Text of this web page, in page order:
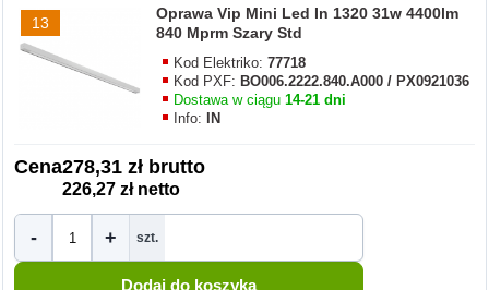
13
Oprawa Vip Mini Led In 1320 31w 4400lm
840 Mprm Szary Std
Kod Elektriko:77718
Kod PXF: BO006.2222.840.A000 / PX0921036
Dostawa w ciągu14-21 dni
Info:
IN
Cena278,31 zł brutto
226,27 zł netto
- + szt.